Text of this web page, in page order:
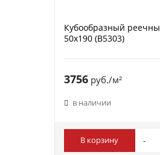
Кубообразный
50х190 (B5303)
3756руб./м²
в наличии
В корзину